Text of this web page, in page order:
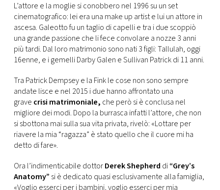
L’attore e la moglie si conobbero nel 1996 su un set
cinematografico: lei era una make up artist e lui un attore in
ascesa. Galeotto fu un taglio di capelli e tra i due scoppiò
una grande passione che li fece convolare a nozze 3 anni
più tardi. Dal loro matrimonio sono nati 3 figli: Tallulah, oggi
16enne, e i gemelli Darby Galen e Sullivan Patrick di 11 anni.
Tra Patrick Dempsey e la Fink le cose non sono sempre
andate lisce e nel 2015 i due hanno affrontato una
grave crisi matrimoniale, che però si è conclusa nel
migliore dei modi. Dopo la burrasca infatti l’attore, che non
si sbottona mai sulla sua vita privata, rivelò: «Lottare per
riavere la mia “ragazza” è stato quello che il cuore mi ha
detto di fare».
Ora l’indimenticabile dottorDerek Shepherd di“Grey’s
Anatomy” si è dedicato quasi esclusivamente alla famiglia,
«Voglio esserci per i bambini, voglio esserci per mia